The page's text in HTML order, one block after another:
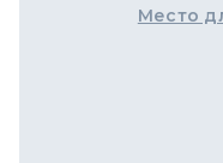
Место